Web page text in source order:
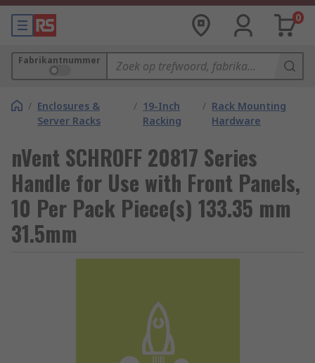
0
Fabrikantnummer
/ Enclosures &
Server Racks
/ 19-Inch
Racking
/ Rack Mounting
Hardware
nVent SCHROFF 20817 Series
Handle for Use with Front Panels,
10 Per Pack Piece(s) 133.35 mm
31.5mm